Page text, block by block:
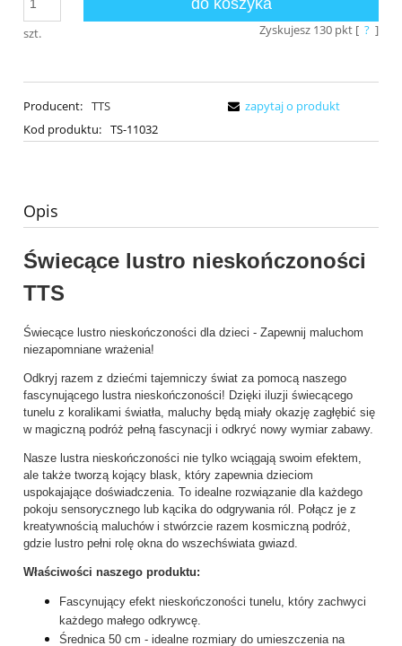
szt. Zyskujesz 130pkt [ ? ]
Producent: TTS
Kod produktu: TS-11032
zapytaj o produkt
Opis
Świecące lustro nieskończoności
TTS
Świecące lustro nieskończoności dla dzieci - Zapewnij maluchom
niezapomniane wrażenia!
Odkryj razem z dziećmi tajemniczy świat za pomocą naszego
fascynującego lustra nieskończoności! Dzięki iluzji świecącego
tunelu z koralikami światła, maluchy będą miały okazję zagłębić się
w magiczną podróż pełną fascynacji i odkryć nowy wymiar zabawy.
Nasze lustra nieskończoności nie tylko wciągają swoim efektem,
ale także tworzą kojący blask, który zapewnia dzieciom
uspokajające doświadczenia. To idealne rozwiązanie dla każdego
pokoju sensorycznego lub kącika do odgrywania ról. Połącz je z
kreatywnością maluchów i stwórzcie razem kosmiczną podróż,
gdzie lustro pełni rolę okna do wszechświata gwiazd.
Właściwości naszego produktu:
Fascynujący efekt nieskończoności tunelu, który zachwyci
każdego małego odkrywcę.
Średnica 50 cm - idealne rozmiary do umieszczenia na